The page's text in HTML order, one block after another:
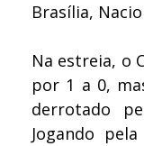
Brasília,
Na estreia, o
por 1 a 0,
derrotado
Jogando